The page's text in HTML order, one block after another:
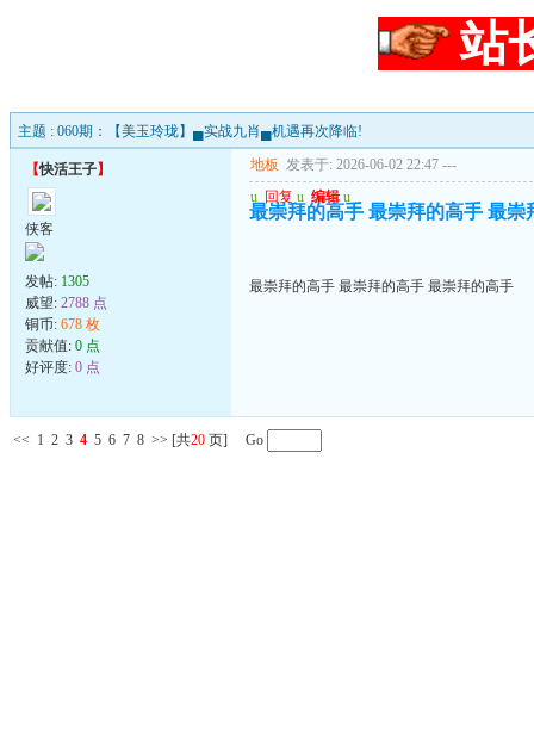
站
主题 : 060期：【美玉玲珑】▄实战九肖▄机遇再次降临!
【快活王子】
侠客
发帖: 1305
威望: 2788 点
铜币: 678 枚
贡献值: 0 点
好评度: 0 点
地板 发表于: 2026-06-02 22:47 ---
u 回复 u 编辑 u
最崇拜的高手 最崇拜的高手 最崇
最崇拜的高手 最崇拜的高手 最崇拜的高手
<< 1 2 3 4 5 6 7 8 >> [共20 页] Go